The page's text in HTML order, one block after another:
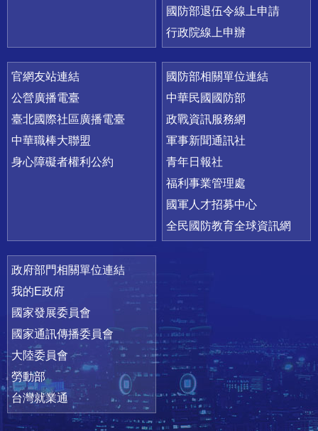
國防部退伍令線上申請
行政院線上申辦
官網友站連結
公營廣播電臺
臺北國際社區廣播電臺
中華職棒大聯盟
身心障礙者權利公約
國防部相關單位連結
中華民國國防部
政戰資訊服務網
軍事新聞通訊社
青年日報社
福利事業管理處
國軍人才招募中心
全民國防教育全球資訊網
政府部門相關單位連結
我的E政府
國家發展委員會
國家通訊傳播委員會
大陸委員會
勞動部
台灣就業通